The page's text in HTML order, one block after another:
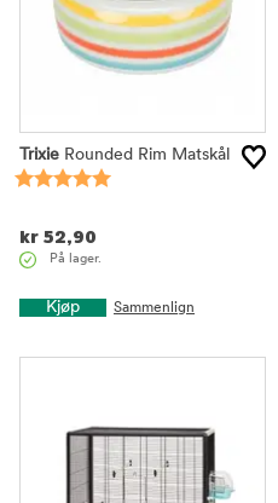
Trixie Rounded Rim Matskål
kr 52,90
På lager.
Kjøp Sammenlign